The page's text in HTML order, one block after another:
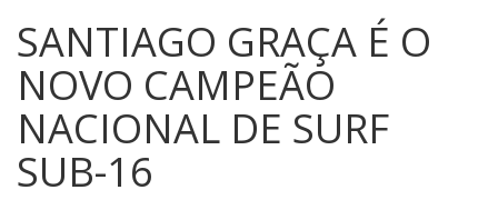
SANTIAGO GRAÇA É O
NOVO CAMPEÃO
NACIONAL DE SURF
SUB-16